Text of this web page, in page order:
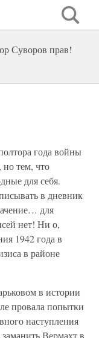
Суворов прав!
года войны
но тем, что
для себя.
в дневник
для
нет! Ни о,
1942 года в
в районе
в истории
провала попытки
наступления
Вермахт в